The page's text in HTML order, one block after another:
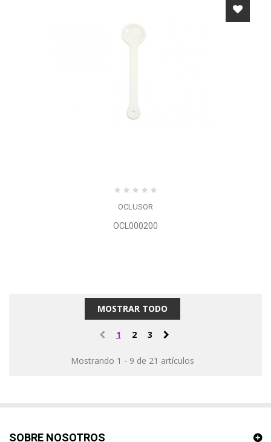
OCLUSOR
OCL000200
MOSTRAR TODO
1 2 3
Mostrando 1 - 9 de 21 artículos
SOBRE NOSOTROS